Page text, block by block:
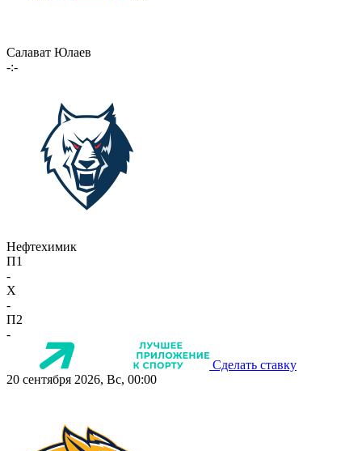
Салават Юлаев
-:-
Нефтехимик
П1
-
X
-
П2
-
Сделать ставку
20 сентября 2026, Вс, 00:00